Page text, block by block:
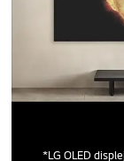
*LG OLED